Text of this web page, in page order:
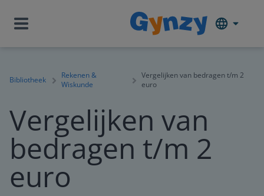
Bibliotheek
Rekenen &
Wiskunde
Vergelijken van bedragen t/m 2
euro
Vergelijken van
bedragen t/m 2
euro